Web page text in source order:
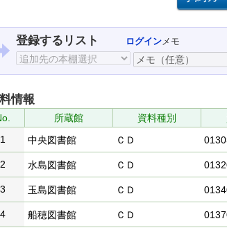
登録するリスト ログインメモ
情報
所蔵館 資料種別
1
中央図書館 ＣＤ
2 水島図書館 ＣＤ
3 玉島図書館 ＣＤ
4 船穂図書館 ＣＤ